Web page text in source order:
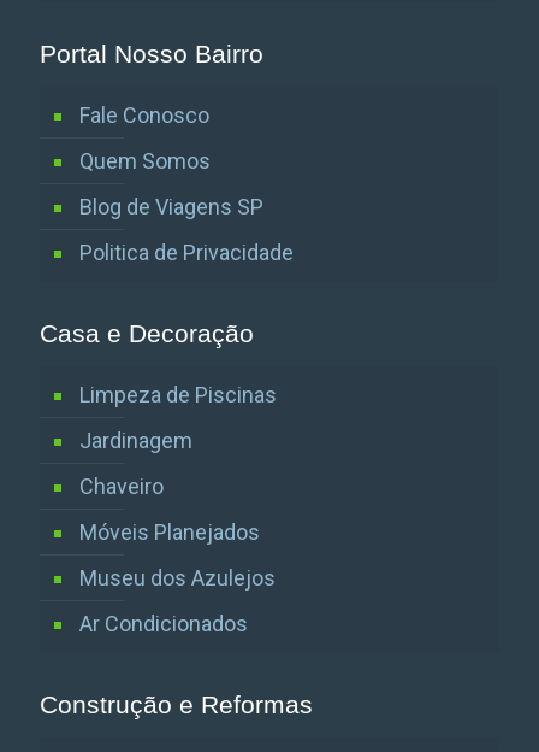
Portal Nosso Bairro
Fale Conosco
Quem Somos
Blog de Viagens SP
Politica de Privacidade
Casa e Decoração
Limpeza de Piscinas
Jardinagem
Chaveiro
Móveis Planejados
Museu dos Azulejos
Ar Condicionados
Construção e Reformas